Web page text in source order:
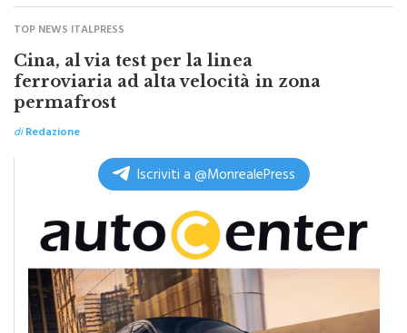
TOP NEWS ITALPRESS
Cina, al via test per la linea
ferroviaria ad alta velocità in zona
permafrost
diRedazione
Iscriviti a @MonrealePress